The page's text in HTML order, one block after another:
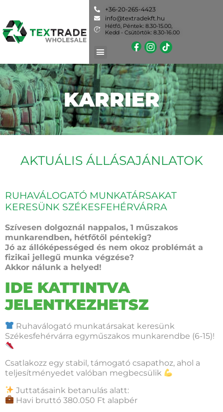
+36-20-265-4423
info@textradekft.hu
Hétfő, Péntek: 8.30-15.00,
Kedd - Csütörtök: 8.30-16.00
KARRIER
AKTUÁLIS ÁLLÁSAJÁNLATOK
RUHAVÁLOGATÓ MUNKATÁRSAKAT
KERESÜNK SZÉKESFEHÉRVÁRRA
Szívesen dolgoznál nappalos, 1 műszakos
munkarendben, hétfőtől péntekig?
Jó az állóképességed és nem okoz problémát a
fizikai jellegű munka végzése?
Akkor nálunk a helyed!
IDE KATTINTVA
JELENTKEZHETSZ
Ruhaválogató munkatársakat keresünk
Székesfehérvárra egyműszakos munkarendbe (6-15)!
Csatlakozz egy stabil, támogató csapathoz, ahol a
teljesítményedet valóban megbecsülik
Juttatásaink betanulás alatt:
Havi bruttó 380.050 Ft alapbér